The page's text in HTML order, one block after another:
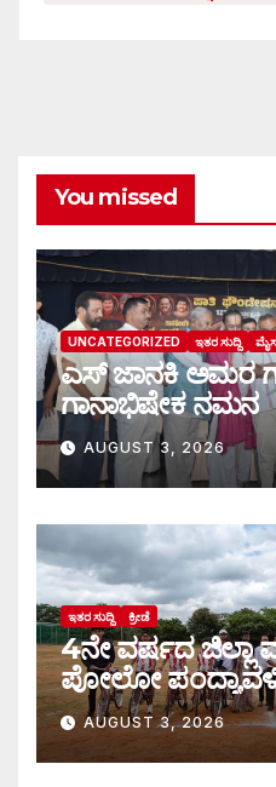
You missed
UNCATEGORIZED ಇತರ ಸುದ್ದಿ
ಎಸ್ ಜಾನಕಿ ಅಮರ
ಗಾನಾಭಿಷೇಕ ನಮನ
AUGUST 3, 2026
ಇತರ ಸುದ್ದಿ ಕ್ರೀಡೆ
4ನೇ ವರ್ಷದ ಜಿಲ್ಲಾ
ಪೋಲೋ
AUGUST 3, 2026